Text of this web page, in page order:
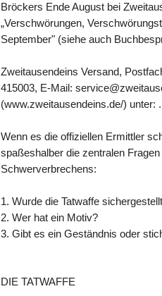
Bröckers Ende August bei
„Verschwörungen,
September" (siehe auch
Zweitausendeins Versand,
415003, E-Mail:
(www.zweitausendeins.de/) unter:
Wenn es die offiziellen Ermittler
spaßeshalber die zentralen
Schwerverbrechens:
1. Wurde die Tatwaffe
2. Wer hat ein Motiv?
3. Gibt es ein Geständnis oder
DIE TATWAFFE